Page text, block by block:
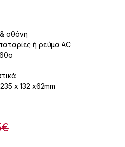
οθόνη
ή ρεύμα AC
x 132 x62mm
€